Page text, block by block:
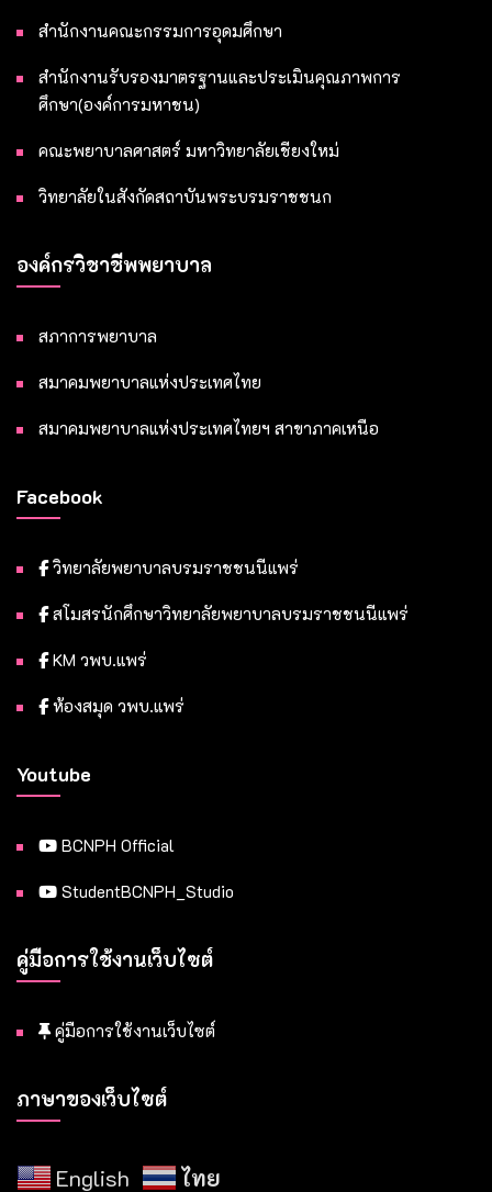
สำนักงานคณะกรรมการอุดมศึกษา
สำนักงานรับรองมาตรฐานและประเมินคุณภาพการ
ศึกษา(องค์การมหาชน)
คณะพยาบาลศาสตร์ มหาวิทยาลัยเชียงใหม่
วิทยาลัยในสังกัดสถาบันพระบรมราชชนก
องค์กรวิชาชีพพยาบาล
สภาการพยาบาล
สมาคมพยาบาลแห่งประเทศไทย
สมาคมพยาบาลแห่งประเทศไทยฯ สาขาภาคเหนือ
Facebook
วิทยาลัยพยาบาลบรมราชชนนีแพร่
สโมสรนักศึกษาวิทยาลัยพยาบาลบรมราชชนนีแพร่
KM วพบ.แพร่
ห้องสมุด วพบ.แพร่
Youtube
BCNPH Official
StudentBCNPH_Studio
คู่มือการใช้งานเว็บไซต์
คู่มือการใช้งานเว็บไซต์
ภาษาของเว็บไซต์
English ไทย